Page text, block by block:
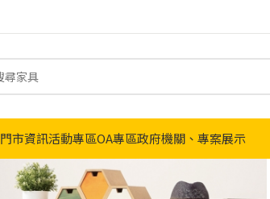
門市資訊活動專區OA專區政府機關、專案展示